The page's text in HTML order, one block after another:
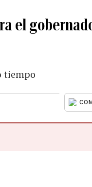
el
tiempo